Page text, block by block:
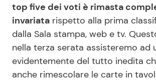
top five dei voti è rimasta
invariata rispetto alla prima
dalla Sala stampa, web e tv.
nella terza serata assisteremo ad
evidentemente del tutto inedita
anche rimescolare le carte in